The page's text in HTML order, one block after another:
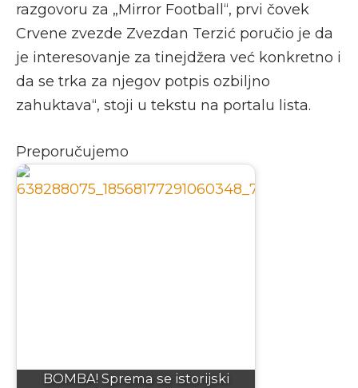
razgovoru za „Mirror Football“, prvi čovek
Crvene zvezde Zvezdan Terzić poručio je da
je interesovanje za tinejdžera već konkretno i
da se trka za njegov potpis ozbiljno
zahuktava“, stoji u tekstu na portalu lista.
Preporučujemo
BOMBA! Sprema se istorijski